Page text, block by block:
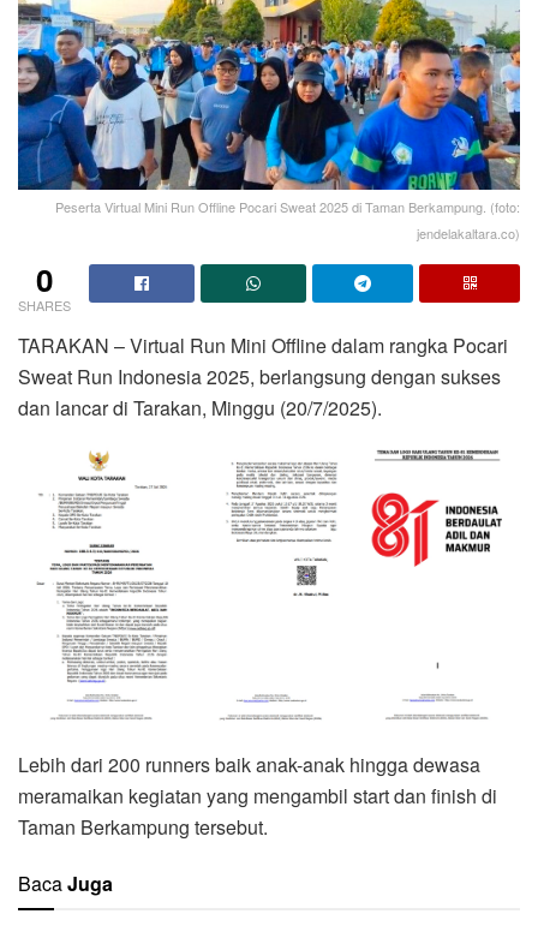
Peserta Virtual Mini Run Offline Pocari Sweat 2025 di Taman Berkampung. (foto:
jendelakaltara.co)
0
SHARES
TARAKAN – Virtual Run Mini Offline dalam rangka Pocari
Sweat Run Indonesia 2025, berlangsung dengan sukses
dan lancar di Tarakan, Minggu (20/7/2025).
Lebih dari 200 runners baik anak-anak hingga dewasa
meramaikan kegiatan yang mengambil start dan finish di
Taman Berkampung tersebut.
BacaJuga